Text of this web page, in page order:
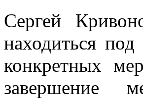
Сергей
находиться
конкретных
завершение